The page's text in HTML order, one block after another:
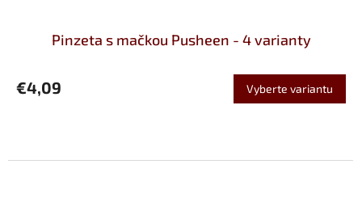
Pinzeta s mačkou Pusheen - 4 varianty
€4,09 Vyberte variantu